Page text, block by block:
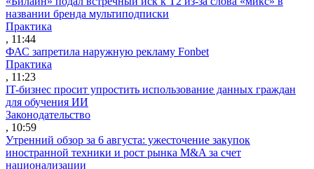
названии бренда мультиподписки
Практика
, 11:44
ФАС запретила наружную рекламу Fonbet
Практика
, 11:23
IT-бизнес просит упростить использование данных граждан
для обучения ИИ
Законодательство
, 10:59
Утренний обзор за 6 августа: ужесточение закупок
иностранной техники и рост рынка M&A за счет
национализации